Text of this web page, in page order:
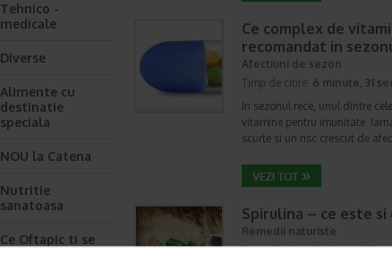
Ce complex de
recomandat in
Afectiuni de sezon
Timp de citire: 6 minute, 31
In sezonul rece, unul dintre
vitamine pentru imunitate.
scurte si un risc crescut de
Spirulina – ce este si
Remedii naturiste
Timp de citire:6 minute, 12
Tehnico -
medicale
Diverse
Alimente cu
destinatie
speciala
NOU la Catena
Nutritie
sanatoasa
Ce Oftapic ti se